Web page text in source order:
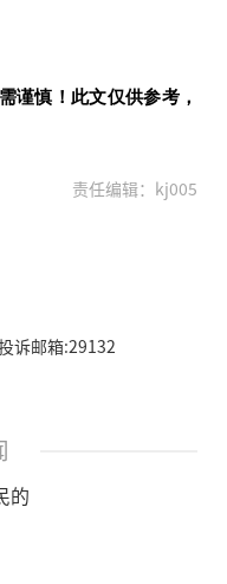
谨慎！此文仅供参考，
责任编辑：kj005
诉邮箱:29132
的